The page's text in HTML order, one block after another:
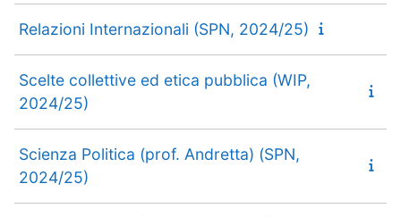
Relazioni Internazionali (SPN, 2024/25)
Scelte collettive ed etica pubblica (WIP,
2024/25)
Scienza Politica (prof. Andretta) (SPN,
2024/25)